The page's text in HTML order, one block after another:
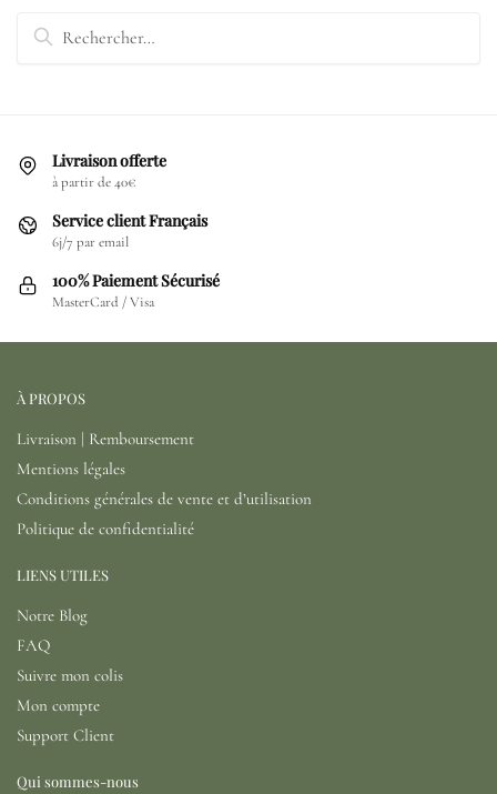
Livraison offerte
à partir de 40€
Service client Français
6j/7 par email
100% Paiement Sécurisé
MasterCard / Visa
À PROPOS
Livraison | Remboursement
Mentions légales
Conditions générales de vente et d’utilisation
Politique de confidentialité
LIENS UTILES
Notre Blog
FAQ
Suivre mon colis
Mon compte
Support Client
Qui sommes-nous